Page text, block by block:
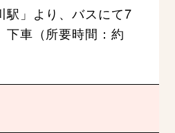
駅」より、バスにて7
下車（所要時間：約